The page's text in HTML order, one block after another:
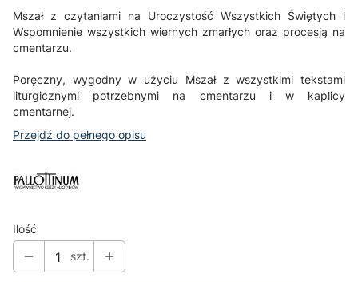
Mszał z czytaniami na Uroczystość Wszystkich Świętych i
Wspomnienie wszystkich wiernych zmarłych oraz procesją na
cmentarzu.
Poręczny, wygodny w użyciu Mszał z wszystkimi tekstami
liturgicznymi potrzebnymi na cmentarzu i w kaplicy
cmentarnej.
Przejdź do pełnego opisu
Ilość
szt.